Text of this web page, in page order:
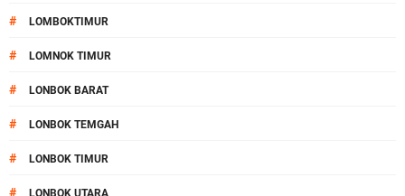
# LOMBOKTIMUR
# LOMNOK TIMUR
# LONBOK BARAT
# LONBOK TEMGAH
# LONBOK TIMUR
# LONBOK UTARA